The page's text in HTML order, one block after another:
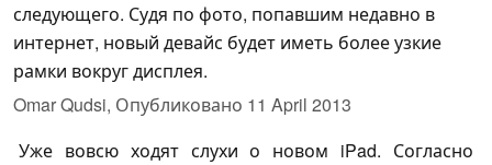
следующего. Судя по фото, попавшим недавно в
интернет, новый девайс будет иметь более узкие
рамки вокруг дисплея.
Omar Qudsi, Опубликовано 11 April 2013
Уже вовсю ходят слухи о новом iPad. Согласно